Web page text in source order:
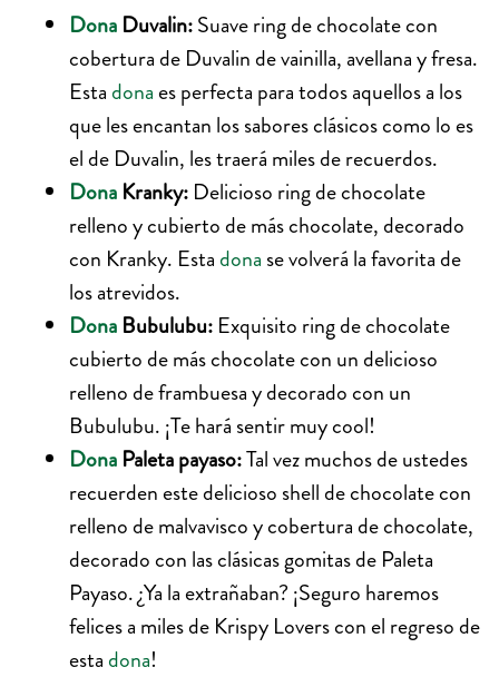
Dona Duvalin:Suave ring de chocolate con
cobertura de Duvalin de vainilla, avellana y fresa.
Esta donaes perfecta para todos aquellos a los
que les encantan los sabores clásicos como lo es
el de Duvalin, les traerá miles de recuerdos.
Dona Kranky: Delicioso ring de chocolate
relleno y cubierto de más chocolate, decorado
con Kranky. Esta dona se volverá la favorita de
los atrevidos.
Dona Bubulubu: Exquisito ring de chocolate
cubierto de más chocolate con un delicioso
relleno de frambuesa y decorado con un
Bubulubu. ¡Te hará sentir muy cool!
Dona Paleta payaso:Tal vez muchos de ustedes
recuerden este delicioso shell de chocolate con
relleno de malvavisco y cobertura de chocolate,
decorado con las clásicas gomitas de Paleta
Payaso. ¿Ya la extrañaban? ¡Seguro haremos
felices a miles de Krispy Lovers con el regreso de
esta dona!